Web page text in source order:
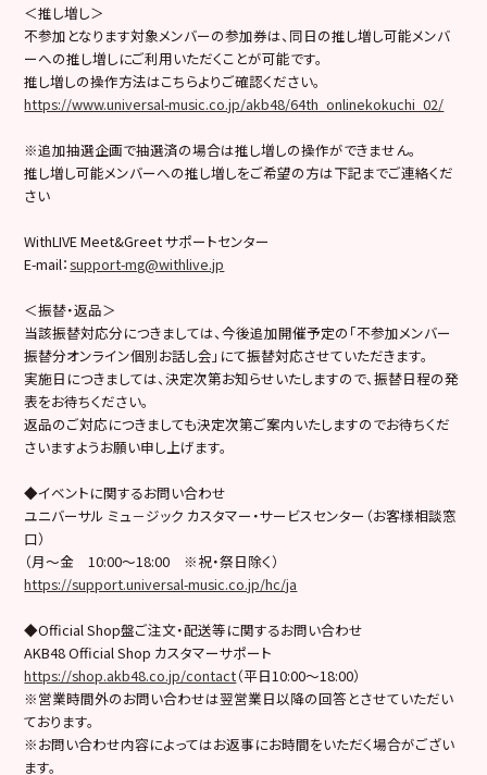
＜推し増し＞
不参加となります対象メンバーの参加券は、同日の推し増し可能メンバ
ーへの推し増しにご利用いただくことが可能です。
推し増しの操作方法はこちらよりご確認ください。
https://www.universal-music.co.jp/akb48/64th_onlinekokuchi_02/
※追加抽選企画で抽選済の場合は推し増しの操作ができません。
推し増し可能メンバーへの推し増しをご希望の方は下記までご連絡くだ
さい
WithLIVE Meet&Greet サポートセンター
E-mail：support-mg@withlive.jp
＜振替・返品＞
当該振替対応分につきましては、今後追加開催予定の「不参加メンバー
振替分オンライン個別お話し会」にて振替対応させていただきます。
実施日につきましては、決定次第お知らせいたしますので、振替日程の発
表をお待ちください。
返品のご対応につきましても決定次第ご案内いたしますのでお待ちくだ
さいますようお願い申し上げます。
◆イベントに関するお問い合わせ
ユニバーサル ミュ－ジック カスタマー・サービスセンター（お客様相談窓
口）
（月～金 10:00～18:00 ※祝・祭日除く）
https://support.universal-music.co.jp/hc/ja
◆Official Shop盤ご注文・配送等に関するお問い合わせ
AKB48 Official Shop カスタマーサポート
https://shop.akb48.co.jp/contact（平日10:00～18:00）
※営業時間外のお問い合わせは翌営業日以降の回答とさせていただい
ております。
※お問い合わせ内容によってはお返事にお時間をいただく場合がござい
ます。